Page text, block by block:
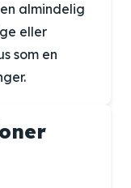
almindelig
eller
som en